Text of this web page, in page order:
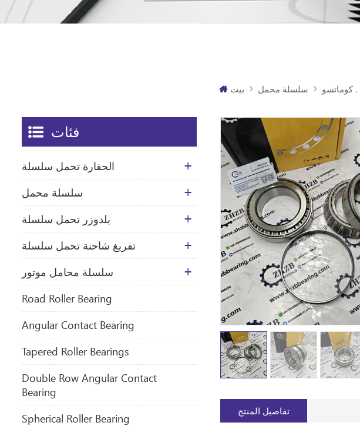
بيت سلسلة محمل كوماتسو .
تفاصيل المنتج
فئات
الحفارة تحمل سلسلة
سلسلة محمل
بلدوزر تحمل سلسلة
تفريغ شاحنة تحمل سلسلة
سلسلة محامل موتور
​Road Roller Bearing
Angular Contact Bearing
Tapered Roller Bearings
Double Row Angular Contact
Bearing
Spherical Roller Bearing